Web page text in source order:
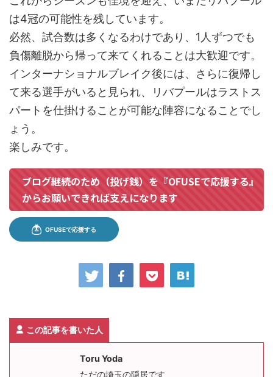
は4冠の可能性を残しています。
必然、試合数は多くなるわけであり、1人ずつでも
負傷離脱から帰って来てくれることは大歓迎です。
インターナショナルブレイク後には、さらに復帰し
て来る選手がいると見られ、リバプールはラストス
パートを仕掛けることが可能な陣容になることでし
ょう。
楽しみです。
ブログ継続のため（投げ銭）を『OFUSEで応援する』
からお願いできれば支えになります
この記事を書いた人
Toru Yoda
ただの埼玉の隠居です